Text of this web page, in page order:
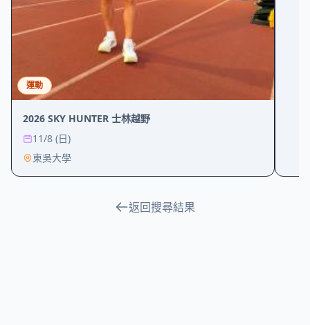
運動
2026 SKY HUNTER 士林越野
11/8 (日)
東吳大學
返回搜尋結果